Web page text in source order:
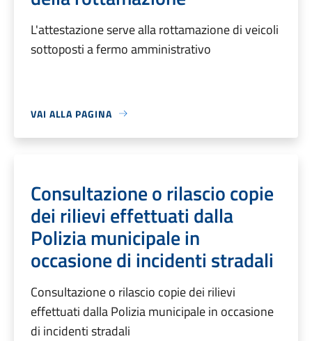
L'attestazione serve alla rottamazione di veicoli
sottoposti a fermo amministrativo
VAI ALLA PAGINA
Consultazione o rilascio copie
dei rilievi effettuati dalla
Polizia municipale in
occasione di incidenti stradali
Consultazione o rilascio copie dei rilievi
effettuati dalla Polizia municipale in occasione
di incidenti stradali